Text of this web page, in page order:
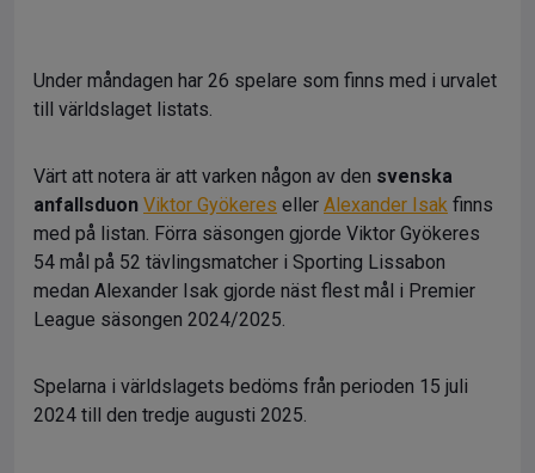
Under måndagen har 26 spelare som finns med i urvalet
till världslaget listats.
Värt att notera är att varken någon av den svenska
anfallsduon Viktor Gyökeres eller Alexander Isak finns
med på listan. Förra säsongen gjorde Viktor Gyökeres
54 mål på 52 tävlingsmatcher i Sporting Lissabon
medan Alexander Isak gjorde näst flest mål i Premier
League säsongen 2024/2025.
Spelarna i världslagets bedöms från perioden 15 juli
2024 till den tredje augusti 2025.